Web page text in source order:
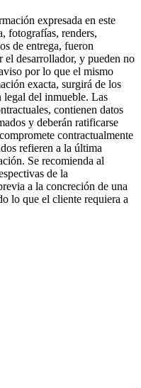
expresada en este
fotografías, renders,
de entrega, fueron
el desarrollador, y pueden no
por lo que el mismo
exacta, surgirá de los
legal del inmueble. Las
contienen datos
y deberán ratificarse
contractualmente
refieren a la última
Se recomienda al
de la
a la concreción de una
lo que el cliente requiera a